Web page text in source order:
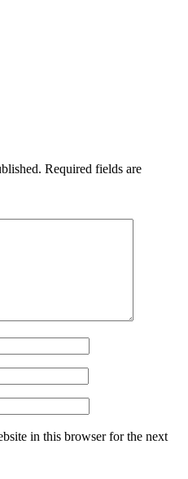
Required fields are
in this browser for the next